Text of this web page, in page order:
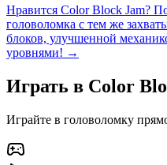
Нравится Color Block Jam?
головоломка с тем же
блоков, улучшенной
уровнями! →
Играть в Color
Играйте в головоломку